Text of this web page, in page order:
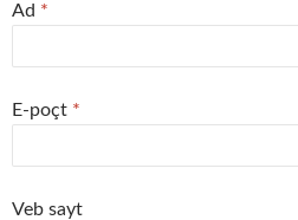
Ad *
E-poçt *
Veb sayt